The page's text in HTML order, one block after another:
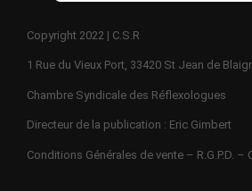
Copyright 2022 | C.S.R
1 Rue du Vieux Port, 33420 St Jean de
Chambre Syndicale des Réflexologues
Directeur de la publication : Eric Gimbert
Conditions Générales de vente – R.G.P.D. –